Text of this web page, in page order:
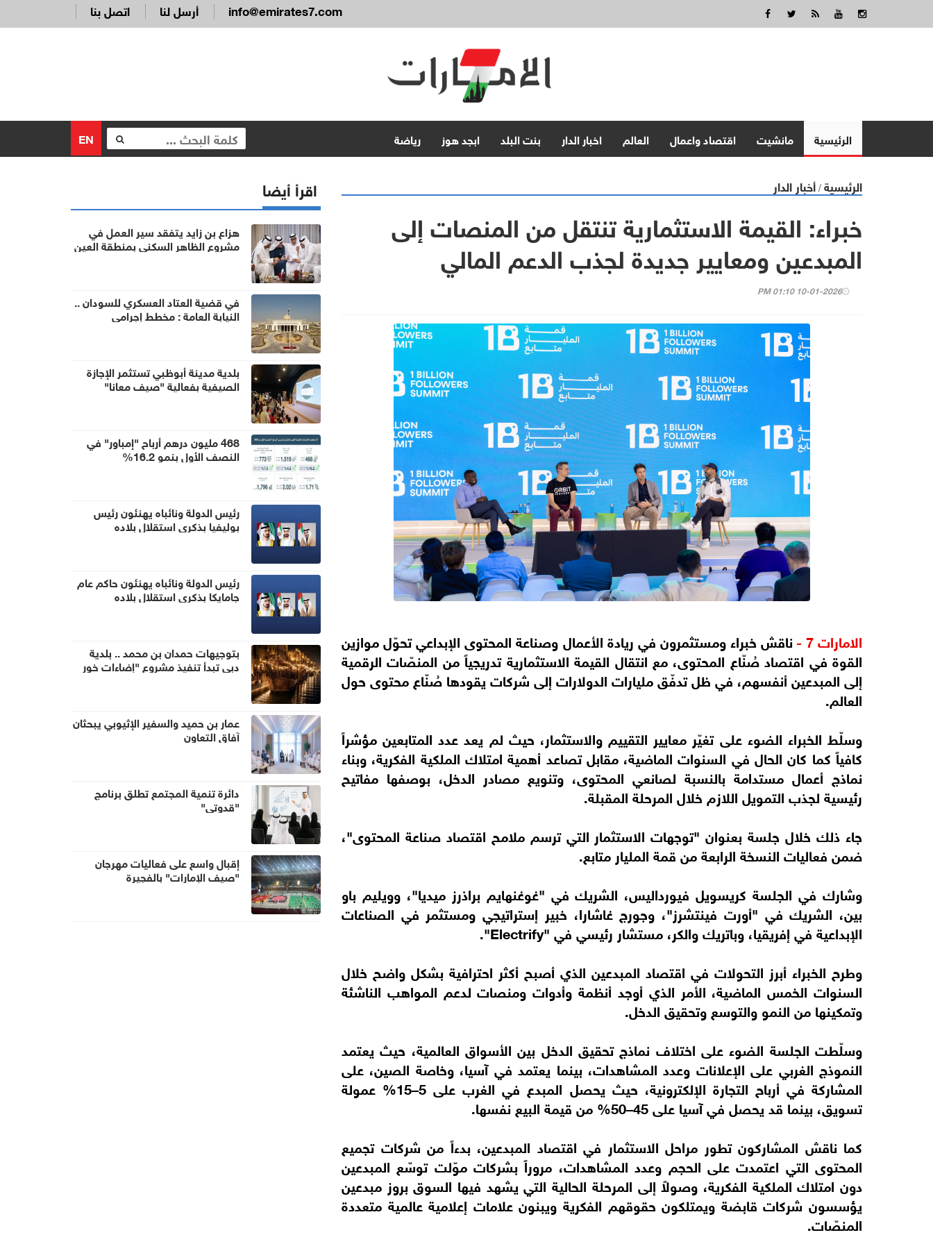
اتصل بنا أرسل لنا info@emirates7.com
الرئيسية مانشيت اقتصاد واعمال العالم اخبار الدار بنت البلد ابجد هوز رياضة EN
الرئيسية / أخبار الدار
خبراء: القيمة الاستثمارية تنتقل من المنصات إلى
المبدعين ومعايير جديدة لجذب الدعم المالي
10-01-2026 01:10 PM
الامارات 7 -
ناقش خبراء ومستثمرون في ريادة الأعمال وصناعة المحتوى الإبداعي تحوّل موازين
القوة في اقتصاد صُنّاع المحتوى، مع انتقال القيمة الاستثمارية تدريجياً من المنصّات الرقمية
إلى المبدعين أنفسهم، في ظل تدفّق مليارات الدولارات إلى شركات يقودها صُنّاع محتوى حول
العالم.
وسلّط الخبراء الضوء على تغيّر معايير التقييم والاستثمار، حيث لم يعد عدد المتابعين مؤشراً
كافياً كما كان الحال في السنوات الماضية، مقابل تصاعد أهمية امتلاك الملكية الفكرية، وبناء
نماذج أعمال مستدامة بالنسبة لصانعي المحتوى، وتنويع مصادر الدخل، بوصفها مفاتيح
رئيسية لجذب التمويل اللازم خلال المرحلة المقبلة.
جاء ذلك خلال جلسة بعنوان "توجهات الاستثمار التي ترسم ملامح اقتصاد صناعة المحتوى"،
ضمن فعاليات النسخة الرابعة من قمة المليار متابع.
وشارك في الجلسة كريسويل فيورداليس، الشريك في "غوغنهايم براذرز ميديا"، وويليم باو
بين، الشريك في "أورت فينتشرز"، وجورج غاشارا، خبير إستراتيجي ومستثمر في الصناعات
الإبداعية في إفريقيا، وباتريك والكر، مستشار رئيسي في "Electrify".
وطرح الخبراء أبرز التحولات في اقتصاد المبدعين الذي أصبح أكثر احترافية بشكل واضح خلال
السنوات الخمس الماضية، الأمر الذي أوجد أنظمة وأدوات ومنصات لدعم المواهب الناشئة
وتمكينها من النمو والتوسع وتحقيق الدخل.
وسلّطت الجلسة الضوء على اختلاف نماذج تحقيق الدخل بين الأسواق العالمية، حيث يعتمد
النموذج الغربي على الإعلانات وعدد المشاهدات، بينما يعتمد في آسيا، وخاصة الصين، على
المشاركة في أرباح التجارة الإلكترونية، حيث يحصل المبدع في الغرب على 5–15% عمولة
تسويق، بينما قد يحصل في آسيا على 45–50% من قيمة البيع نفسها.
كما ناقش المشاركون تطور مراحل الاستثمار في اقتصاد المبدعين، بدءاً من شركات تجميع
المحتوى التي اعتمدت على الحجم وعدد المشاهدات، مروراً بشركات موّلت توسّع المبدعين
دون امتلاك الملكية الفكرية، وصولاً إلى المرحلة الحالية التي يشهد فيها السوق بروز مبدعين
يؤسسون شركات قابضة ويمتلكون حقوقهم الفكرية ويبنون علامات إعلامية عالمية متعددة
المنصّات.
اقرأ أيضا
هزاع بن زايد يتفقد سير العمل في
مشروع الظاهر السكني بمنطقة العين
في قضية العتاد العسكري للسودان ..
النيابة العامة : مخطط إجرامي
بلدية مدينة أبوظبي تستثمر الإجازة
الصيفية بفعالية "صيف معانا"
468 مليون درهم أرباح "إمباور" في
النصف الأول بنمو 16.2%
رئيس الدولة ونائباه يهنئون رئيس
بوليفيا بذكرى استقلال بلاده
رئيس الدولة ونائباه يهنئون حاكم عام
جامايكا بذكرى استقلال بلاده
بتوجيهات حمدان بن محمد .. بلدية
دبي تبدأ تنفيذ مشروع "إضاءات خور
عمار بن حميد والسفير الإثيوبي يبحثان
آفاق التعاون
دائرة تنمية المجتمع تطلق برنامج
"قدوتي"
إقبال واسع على فعاليات مهرجان
"صيف الإمارات" بالفجيرة